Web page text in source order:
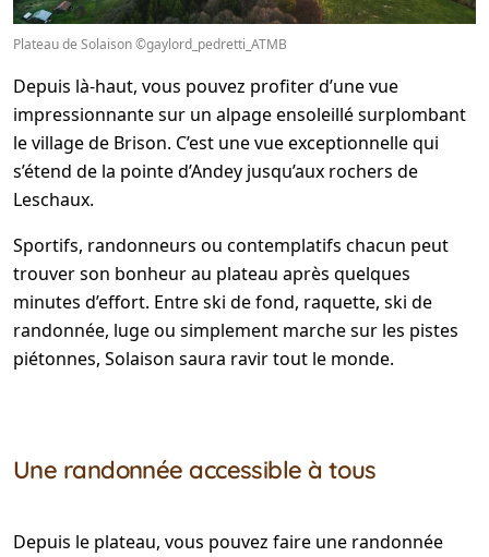
Plateau de Solaison ©gaylord_pedretti_ATMB
Depuis là-haut, vous pouvez profiter d’une vue
impressionnante sur un alpage ensoleillé surplombant
le village de Brison. C’est une vue exceptionnelle qui
s’étend de la pointe d’Andey jusqu’aux rochers de
Leschaux.
Sportifs, randonneurs ou contemplatifs chacun peut
trouver son bonheur au plateau après quelques
minutes d’effort. Entre ski de fond, raquette, ski de
randonnée, luge ou simplement marche sur les pistes
piétonnes, Solaison saura ravir tout le monde.
Une randonnée accessible à tous
Depuis le plateau, vous pouvez faire une randonnée